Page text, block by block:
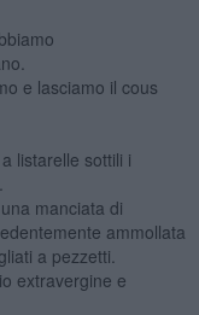
e lasciamo il cous
listarelle sottili i
manciata di
ammollata
a pezzetti.
extravergine e